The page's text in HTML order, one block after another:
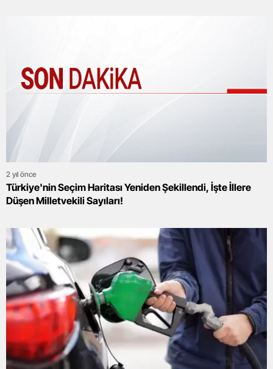
2 yıl önce
Türkiye'nin Seçim Haritası Yeniden Şekillendi, İşte İllere
Düşen Milletvekili Sayıları!